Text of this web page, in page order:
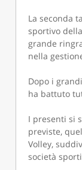
La seconda
sportivo
grande
nella
Dopo i
ha battuto
I presenti si
previste,
Volley,
società